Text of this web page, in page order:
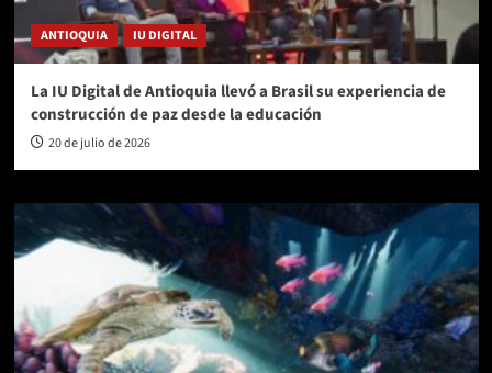
ANTIOQUIA IU DIGITAL
La IU Digital de Antioquia llevó a Brasil su experiencia de
construcción de paz desde la educación
20 de julio de 2026